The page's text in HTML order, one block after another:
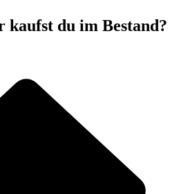
kaufst du im Bestand?